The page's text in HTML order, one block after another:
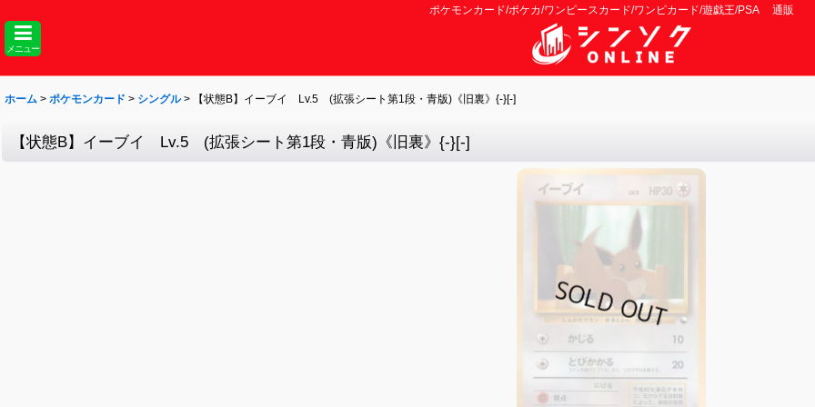
ポケモンカード/ポケカ/ワンピースカード/ワンピカード/遊戯王/PSA 通販
メニュー
ホーム > ポケモンカード > シングル > 【状態B】イーブイ Lv.5 (拡張シート第1段・青版)《旧裏》{-}[-]
【状態B】イーブイ Lv.5 (拡張シート第1段・青版)《旧裏》{-}[-]